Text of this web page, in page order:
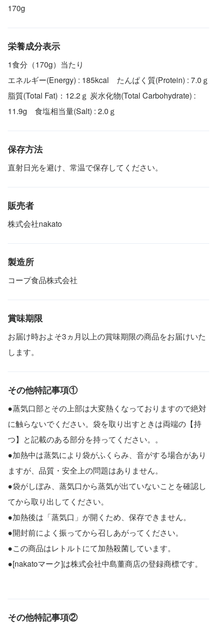
170g
栄養成分表示
1食分（170g）当たり
エネルギー(Energy) : 185kcal たんぱく質(Protein) : 7.0ｇ
脂質(Total Fat)：12.2ｇ 炭水化物(Total Carbohydrate) :
11.9g 食塩相当量(Salt) : 2.0ｇ
保存方法
直射日光を避け、常温で保存してください。
販売者
株式会社nakato
製造所
コープ食品株式会社
賞味期限
お届け時およそ3ヵ月以上の賞味期限の商品をお届けいた
します。
その他特記事項①
●蒸気口部とその上部は大変熱くなっておりますので絶対
に触らないでください。袋を取り出すときは両端の【持
つ】と記載のある部分を持ってください。。
●加熱中は蒸気により袋がふくらみ、音がする場合があり
ますが、品質・安全上の問題はありません。
●袋がしぼみ、蒸気口から蒸気が出ていないことを確認し
てから取り出してください。
●加熱後は「蒸気口」が開くため、保存できません。
●開封前によく振ってから召しあがってください。
●この商品はレトルトにて加熱殺菌しています。
●[nakatoマーク]は株式会社中島董商店の登録商標です。
その他特記事項②